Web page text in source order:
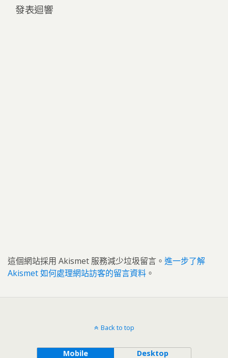
發表迴響
這個網站採用 Akismet 服務減少垃圾留言。 進一步了解
Akismet 如何處理網站訪客的留言資料 。
Back to top
Mobile Desktop